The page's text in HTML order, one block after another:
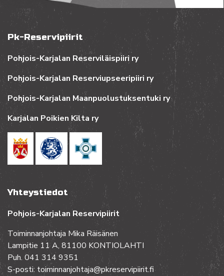
Pk-Reservipiirit
Pohjois-Karjalan Reserviläispiiri ry
Pohjois-Karjalan Reserviupseeripiiri ry
Pohjois-Karjalan Maanpuolustuksentuki ry
Karjalan Poikien Kilta ry
Yhteystiedot
Pohjois-Karjalan Reservipiirit
Toiminnanjohtaja Mika Räisänen
Lampitie 11 A, 81100 KONTIOLAHTI
Puh. 041 314 9351
S-posti: toiminnanjohtaja@pkreservipiirit.fi